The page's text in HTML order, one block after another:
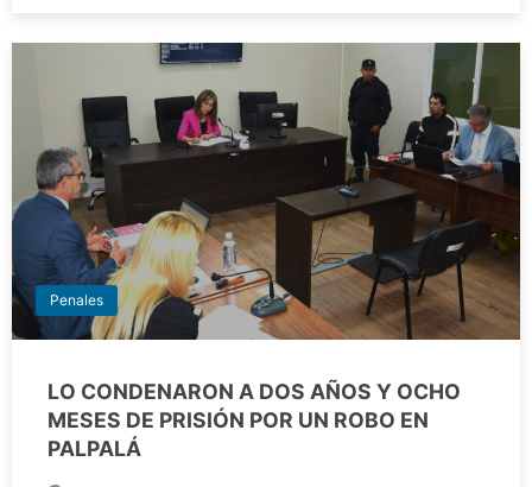
Penales
LO CONDENARON A DOS AÑOS Y OCHO
MESES DE PRISIÓN POR UN ROBO EN
PALPALÁ